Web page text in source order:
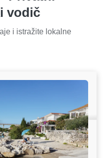
vodič
i istražite lokalne